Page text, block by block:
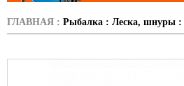
ГЛАВНАЯ : Рыбалка : Леска, шнуры :